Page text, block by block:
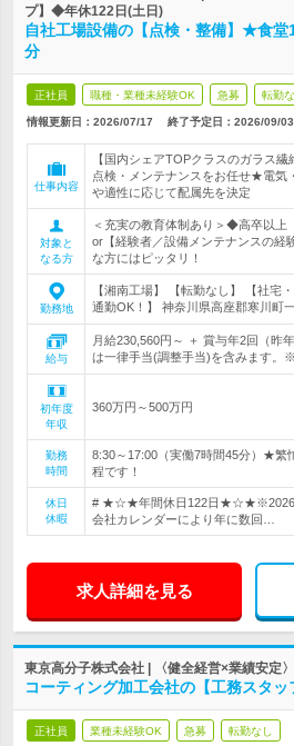
プ】◆年休122日(土日)
自社工場設備の【点検・整備】★食
分
正社員 職種・業種未経験OK 急募 転勤
情報更新日：2026/07/17 終了予定日： 2026/09/03
仕事内容
【国内シェアTOPクラスのガラス
点検・メンテナンスをお任せ★電気
や適性に応じて配属先を決定
対象と
なる方
＜充実の教育体制あり＞◆高卒以上
or【経験者／設備メンテナンスの経
な方にはピッタリ！
勤務地
【湘南工場】 【転勤なし】 【社宅
通勤OK！】 神奈川県高座郡寒川町
給与
月給230,560円～ ＋ 賞与年2回（昨
は一律手当(調整手当)を含みます。
初年度
年収
360万円～500万円
勤務
時間
8:30～17:00（実働7時間45分）★繁
程です！
休日
休暇
# ★☆★年間休日122日★☆★※2026
会社カレンダーにより年に数回…
求人詳細を見る
東京高分子株式会社 | 〈健全経営×業績安定
コーティング加工会社の【工務スタッ
正社員 業種未経験OK 急募 転勤なし